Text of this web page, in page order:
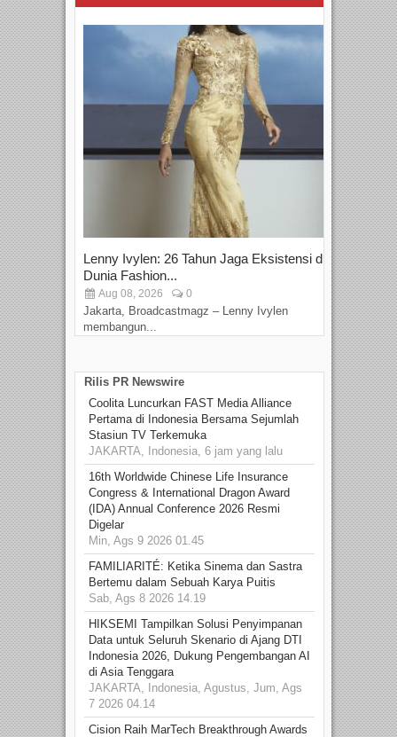
Lenny Ivylen: 26 Tahun Jaga Eksistensi di
Dunia Fashion...
Aug 08, 2026 0
Jakarta, Broadcastmagz – Lenny Ivylen
membangun...
Rilis PR Newswire
Coolita Luncurkan FAST Media Alliance
Pertama di Indonesia Bersama Sejumlah
Stasiun TV Terkemuka
JAKARTA, Indonesia, 6 jam yang lalu
16th Worldwide Chinese Life Insurance
Congress & International Dragon Award
(IDA) Annual Conference 2026 Resmi
Digelar
Min, Ags 9 2026 01.45
FAMILIARITÉ: Ketika Sinema dan Sastra
Bertemu dalam Sebuah Karya Puitis
Sab, Ags 8 2026 14.19
HIKSEMI Tampilkan Solusi Penyimpanan
Data untuk Seluruh Skenario di Ajang DTI
Indonesia 2026, Dukung Pengembangan AI
di Asia Tenggara
JAKARTA, Indonesia, Agustus, Jum, Ags
7 2026 04.14
Cision Raih MarTech Breakthrough Awards